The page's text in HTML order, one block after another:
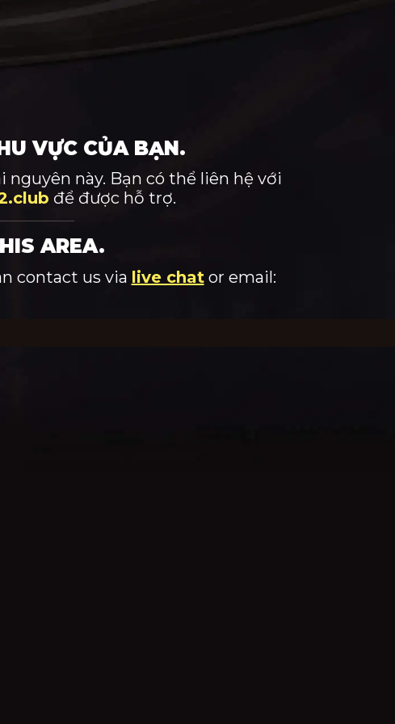
VỰC CỦA BẠN.
này. Bạn có thể liên hệ với
để được hỗ trợ.
AREA.
contact us via live chator email: